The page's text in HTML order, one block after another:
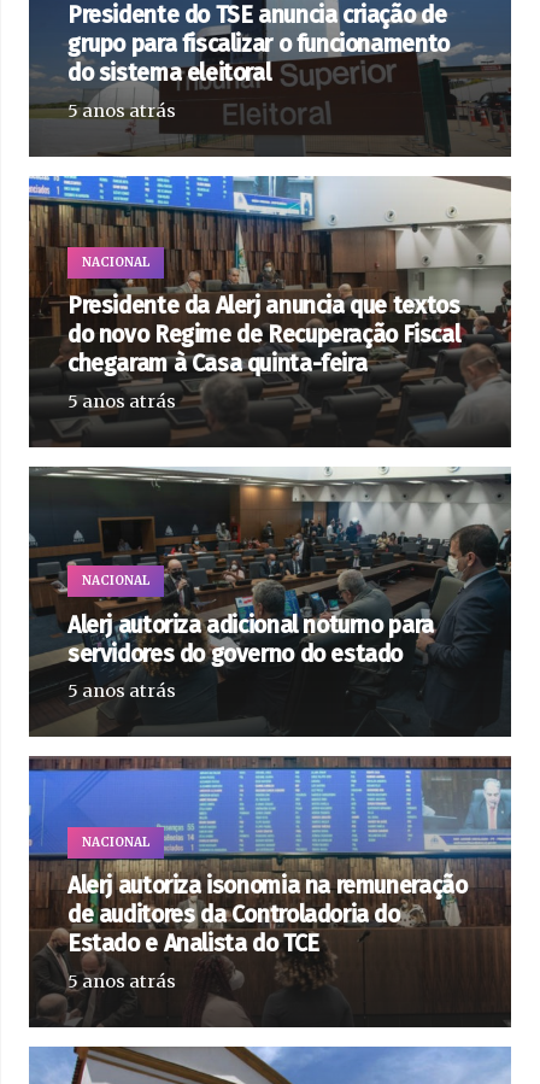
Presidente do TSE anuncia criação de
grupo para fiscalizar o funcionamento
do sistema eleitoral
5 anos atrás
NACIONAL
Presidente da Alerj anuncia que textos
do novo Regime de Recuperação Fiscal
chegaram à Casa quinta-feira
5 anos atrás
NACIONAL
Alerj autoriza adicional noturno para
servidores do governo do estado
5 anos atrás
NACIONAL
Alerj autoriza isonomia na remuneração
de auditores da Controladoria do
Estado e Analista do TCE
5 anos atrás